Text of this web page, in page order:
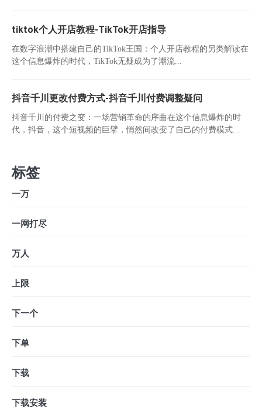
tiktok个人开店教程-TikTok开店指导
在数字浪潮中搭建自己的TikTok王国：个人开店教程的另类解读在
这个信息爆炸的时代，TikTok无疑成为了潮流...
抖音千川更改付费方式-抖音千川付费调整疑问
抖音千川的付费之变：一场营销革命的序曲在这个信息爆炸的时
代，抖音，这个短视频的巨擘，悄然间改变了自己的付费模式...
标签
一万
一网打尽
万人
上限
下一个
下单
下载
下载安装